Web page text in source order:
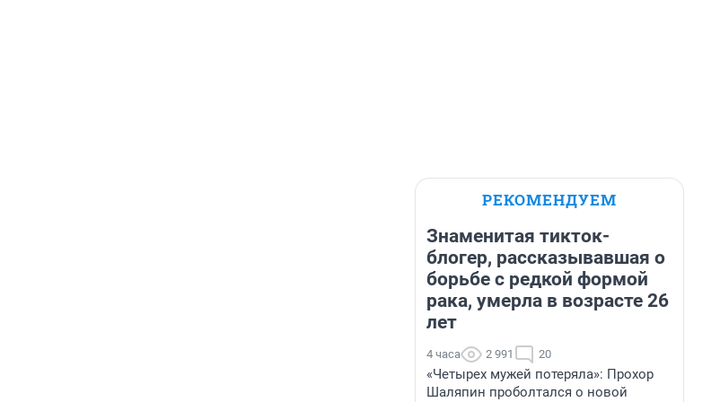
РЕКОМЕНДУЕМ
Знаменитая тикток-
блогер, рассказывавшая о
борьбе с редкой формой
рака, умерла в возрасте 26
лет
4 часа 2 991 20
«Четырех мужей потеряла»: Прохор
Шаляпин проболтался о новой